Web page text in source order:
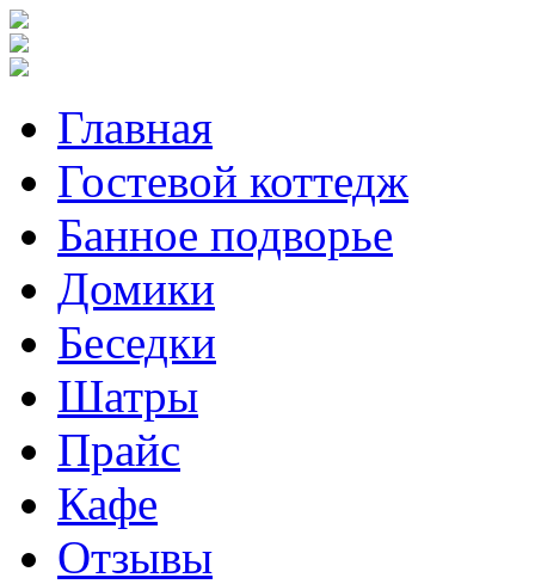
Главная
Гостевой коттедж
Банное подворье
Домики
Беседки
Шатры
Прайс
Кафе
Отзывы